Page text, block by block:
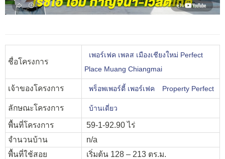
ชื่อโครงการ
เพอร์เฟค เพลส เมืองเชียงใหม่ Perfect
Place Muang Chiangmai
เจ้าของโครงการ พร็อพเพอร์ตี้ เพอร์เฟค Property Perfect
ลักษณะโครงการ บ้านเดี่ยว
พื้นที่โครงการ
59-1-92.90 ไร่
จำนวนบ้าน
n/a
พื้นที่ใช้สอย
เริ่มต้น 128 – 213 ตร.ม.